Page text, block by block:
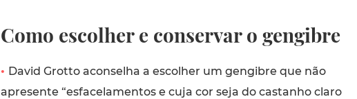
Como escolher e conservar o gengibre
• David Grotto aconselha a escolher um gengibre que não
apresente “esfacelamentos e cuja cor seja do castanho claro